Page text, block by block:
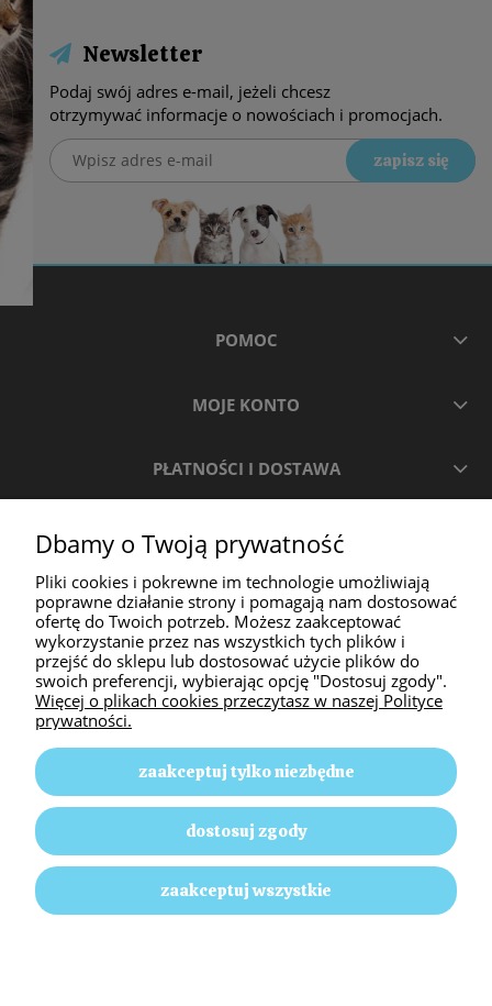
Newsletter
Podaj swój adres e-mail, jeżeli chcesz
otrzymywać informacje o nowościach i promocjach.
zapisz się
POMOC
MOJE KONTO
PŁATNOŚCI I DOSTAWA
INFORMACJE
O NAS
Animal Passion | ul. Słoneczna 58, 42-350 Pustkowie
Lgockie |
E-mail: animalpassion17@gmail.com
Tel.: 512
499 635| NIP: 5771726364 | REGON: 152130696
Dbamy o Twoją prywatność
Pliki cookies i pokrewne im technologie umożliwiają
poprawne działanie strony i pomagają nam dostosować
ofertę do Twoich potrzeb. Możesz zaakceptować
wykorzystanie przez nas wszystkich tych plików i
przejść do sklepu lub dostosować użycie plików do
swoich preferencji, wybierając opcję "Dostosuj zgody".
Więcej o plikach cookies przeczytasz w naszej Polityce
prywatności.
zaakceptuj tylko niezbędne
dostosuj zgody
zaakceptuj wszystkie